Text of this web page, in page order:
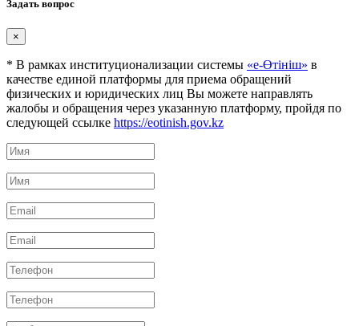
Задать вопрос
×
* В рамках институционализации системы «е-Өтініш» в
качестве единой платформы для приема обращений
физических и юридических лиц Вы можете направлять
жалобы и обращения через указанную платформу, пройдя по
следующей ссылке https://eotinish.gov.kz